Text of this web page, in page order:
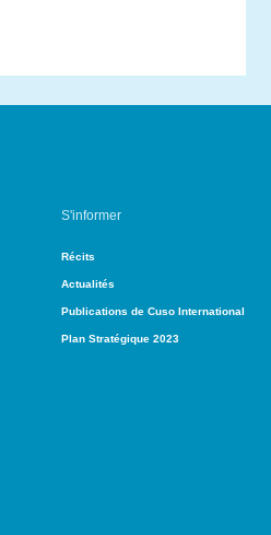
S'informer
Récits
Actualités
Publications de Cuso International
Plan Stratégique 2023